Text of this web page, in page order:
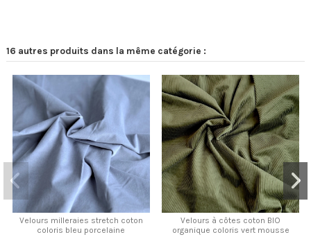
16 autres produits dans la même catégorie :
Velours milleraies stretch coton
coloris bleu porcelaine
Velours à côtes coton BIO
organique coloris vert mousse